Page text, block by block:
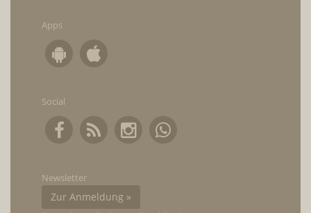
Apps
Social
Newsletter
Zur Anmeldung »